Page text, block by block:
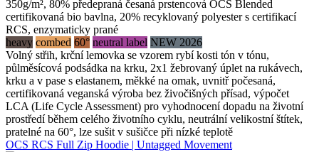
350g/m², 80% předepraná česaná prstencová OCS Blended
certifikovaná bio bavlna, 20% recyklovaný polyester s certifikací
RCS, enzymaticky prané
heavy combed 60° neutral label NEW 2026
Volný střih, krční lemovka se vzorem rybí kosti tón v tónu,
půlměsícová podsádka na krku, 2x1 žebrovaný úplet na rukávech,
krku a v pase s elastanem, měkké na omak, uvnitř počesaná,
certifikovaná veganská výroba bez živočišných přísad, výpočet
LCA (Life Cycle Assessment) pro vyhodnocení dopadu na životní
prostředí během celého životního cyklu, neutrální velikostní štítek,
pratelné na 60°, lze sušit v sušičce při nízké teplotě
OCS RCS Full Zip Hoodie | Untagged Movement